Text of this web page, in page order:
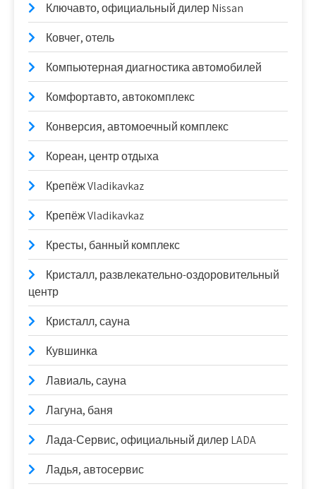
Ключавто, официальный дилер Nissan
Ковчег, отель
Компьютерная диагностика автомобилей
Комфортавто, автокомплекс
Конверсия, автомоечный комплекс
Кореан, центр отдыха
Крепёж Vladikavkaz
Крепёж Vladikavkaz
Кресты, банный комплекс
Кристалл, развлекательно-оздоровительный
центр
Кристалл, сауна
Кувшинка
Лавиаль, сауна
Лагуна, баня
Лада-Сервис, официальный дилер LADA
Ладья, автосервис